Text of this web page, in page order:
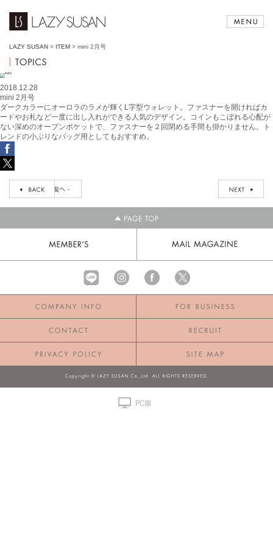
LAZY SUSAN > ITEM > mini 2月号
2018.12.28
mini 2月号
ダークカラーにオーロラのラメが輝くL字型ウォレット。ファスナーを開ければカ
ードやお札など一度に出し入れができる人気のデザイン。コインもこぼれる心配が
ない深めのオープンポケットで、ファスナーを２回閉める手間も掛かりません。ト
レンドの小ぶりなバッグ用としてもおすすめ。